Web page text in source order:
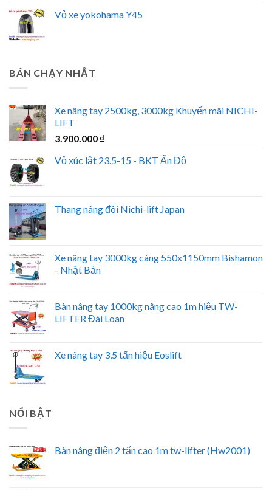
Vỏ xe yokohama Y45
BÁN CHẠY NHẤT
Xe nâng tay 2500kg, 3000kg Khuyến mãi NICHI-
LIFT
3.900.000 ₫
Vỏ xúc lật 23.5-15 - BKT Ấn Độ
Thang nâng đôi Nichi-lift Japan
Xe nâng tay 3000kg càng 550x1150mm Bishamon
- Nhật Bản
Bàn nâng tay 1000kg nâng cao 1m hiệu TW-
LIFTER Đài Loan
Xe nâng tay 3,5 tấn hiệu Eoslift
NỔI BẬT
Bàn nâng điện 2 tấn cao 1m tw-lifter (Hw2001)